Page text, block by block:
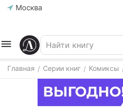
Москва
Главная / Серии книг / Комиксы